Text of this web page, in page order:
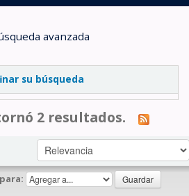
avanzada
su búsqueda
2 resultados.